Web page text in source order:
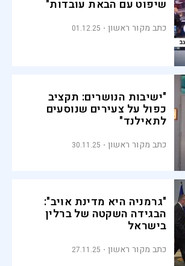
שיפוט עם הבאת עובדות"
כתב מקור ראשון 01.12.25
"ישיבות הנושרים: תקציב
כפול על צעירים שנוסעים
לתאילנד"
כתב מקור ראשון 30.11.25
"גרמניה היא מדינת אויב":
הבגידה השקטה של ברלין
בישראל
כתב מקור ראשון 27.11.25